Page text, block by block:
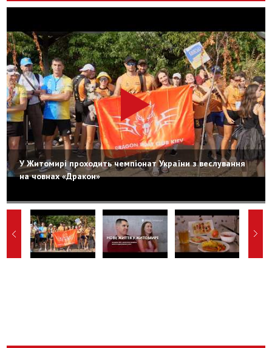
У Житомирі проходить чемпіонат України з веслування
на човнах «Дракон»